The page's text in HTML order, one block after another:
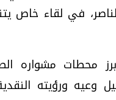
في لقاء خاص
محطات مشواره
ورؤيته
دليلك للتنسيق